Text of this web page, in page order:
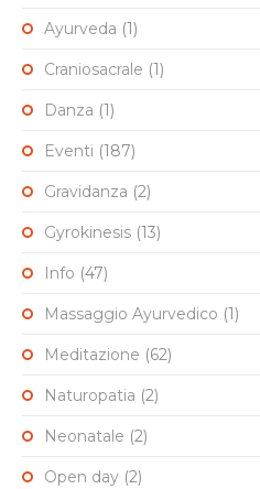
Ayurveda (1)
Craniosacrale (1)
Danza (1)
Eventi (187)
Gravidanza (2)
Gyrokinesis (13)
Info (47)
Massaggio Ayurvedico (1)
Meditazione (62)
Naturopatia (2)
Neonatale (2)
Open day (2)